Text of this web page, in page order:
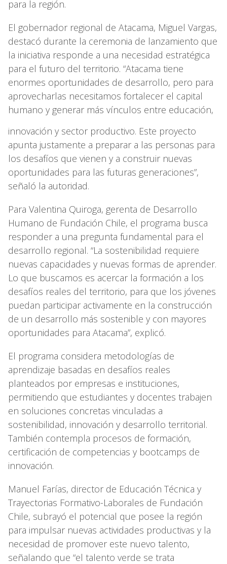
para la región.
El gobernador regional de Atacama, Miguel Vargas,
destacó durante la ceremonia de lanzamiento que
la iniciativa responde a una necesidad estratégica
para el futuro del territorio. “Atacama tiene
enormes oportunidades de desarrollo, pero para
aprovecharlas necesitamos fortalecer el capital
humano y generar más vínculos entre educación,
innovación y sector productivo. Este proyecto
apunta justamente a preparar a las personas para
los desafíos que vienen y a construir nuevas
oportunidades para las futuras generaciones”,
señaló la autoridad.
Para Valentina Quiroga, gerenta de Desarrollo
Humano de Fundación Chile, el programa busca
responder a una pregunta fundamental para el
desarrollo regional. “La sostenibilidad requiere
nuevas capacidades y nuevas formas de aprender.
Lo que buscamos es acercar la formación a los
desafíos reales del territorio, para que los jóvenes
puedan participar activamente en la construcción
de un desarrollo más sostenible y con mayores
oportunidades para Atacama”, explicó.
El programa considera metodologías de
aprendizaje basadas en desafíos reales
planteados por empresas e instituciones,
permitiendo que estudiantes y docentes trabajen
en soluciones concretas vinculadas a
sostenibilidad, innovación y desarrollo territorial.
También contempla procesos de formación,
certificación de competencias y bootcamps de
innovación.
Manuel Farías, director de Educación Técnica y
Trayectorias Formativo-Laborales de Fundación
Chile, subrayó el potencial que posee la región
para impulsar nuevas actividades productivas y la
necesidad de promover este nuevo talento,
señalando que “el talento verde se trata